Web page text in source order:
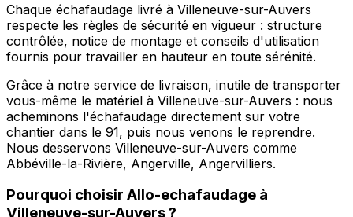
Chaque échafaudage livré à Villeneuve-sur-Auvers
respecte les règles de sécurité en vigueur : structure
contrôlée, notice de montage et conseils d'utilisation
fournis pour travailler en hauteur en toute sérénité.
Grâce à notre service de livraison, inutile de transporter
vous-même le matériel à Villeneuve-sur-Auvers : nous
acheminons l'échafaudage directement sur votre
chantier dans le 91, puis nous venons le reprendre.
Nous desservons Villeneuve-sur-Auvers comme
Abbéville-la-Rivière, Angerville, Angervilliers.
Pourquoi choisir Allo-echafaudage à
Villeneuve-sur-Auvers?